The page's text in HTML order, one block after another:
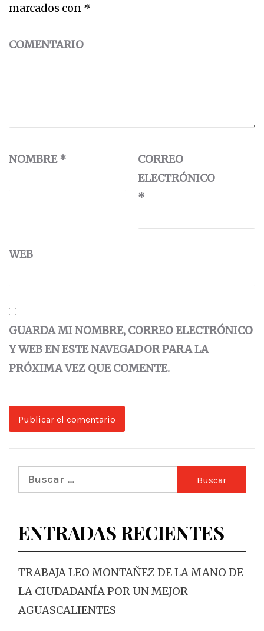
marcados con *
COMENTARIO
NOMBRE*
CORREO
ELECTRÓNICO
*
WEB
GUARDA MI NOMBRE, CORREO ELECTRÓNICO
Y WEB EN ESTE NAVEGADOR PARA LA
PRÓXIMA VEZ QUE COMENTE.
Buscar:
ENTRADAS RECIENTES
TRABAJA LEO MONTAÑEZ DE LA MANO DE
LA CIUDADANÍA POR UN MEJOR
AGUASCALIENTES